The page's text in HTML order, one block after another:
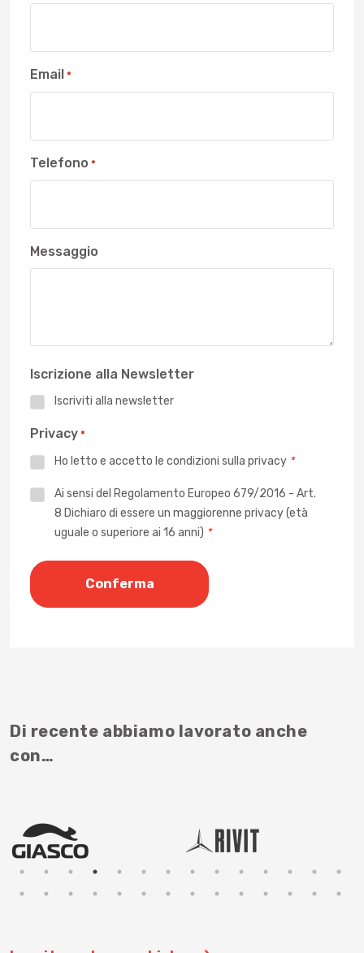
Email *
Telefono *
Messaggio
Iscrizione alla Newsletter
Iscriviti alla newsletter
Privacy *
Ho letto e accetto le condizioni sulla privacy *
PrivacyAi sensi del Regolamento Europeo 679/2016 - Art.
8 Dichiaro di essere un maggiorenne privacy (età
uguale o superiore ai 16 anni) *
Di recente abbiamo lavorato anche
con…